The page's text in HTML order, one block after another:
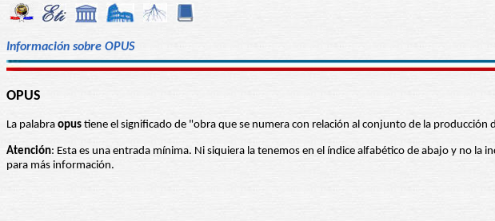
Información sobre OPUS
OPUS
La palabra opus tiene el significado de "obra que se numera con relación al conjunto de la producción
Atención: Esta es una entrada mínima. Ni siquiera la tenemos en el índice alfabético de abajo y no la
para más información.